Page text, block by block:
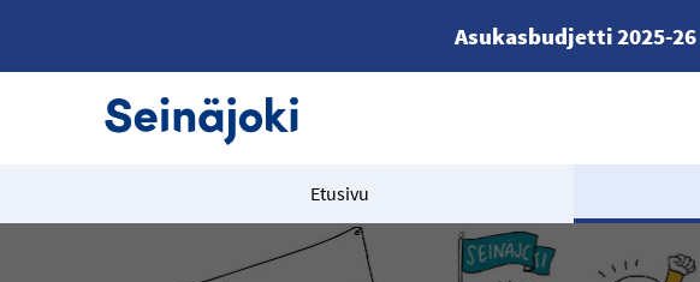
Asukasbudjetti 2025-
Etusivu